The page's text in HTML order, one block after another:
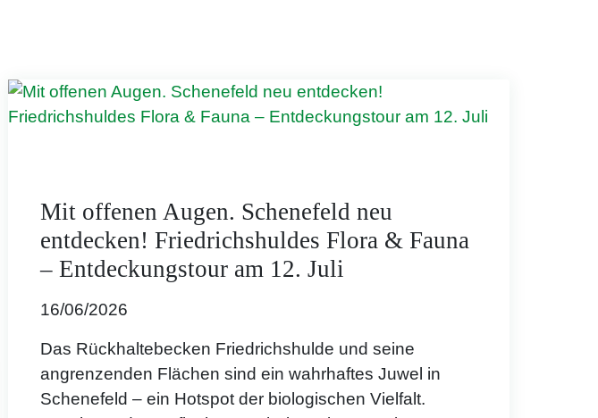
Mit offenen Augen. Schenefeld neu
entdecken! Friedrichshuldes Flora & Fauna
– Entdeckungstour am 12. Juli
16/06/2026
Das Rückhaltebecken Friedrichshulde und seine
angrenzenden Flächen sind ein wahrhaftes Juwel in
Schenefeld – ein Hotspot der biologischen Vielfalt.